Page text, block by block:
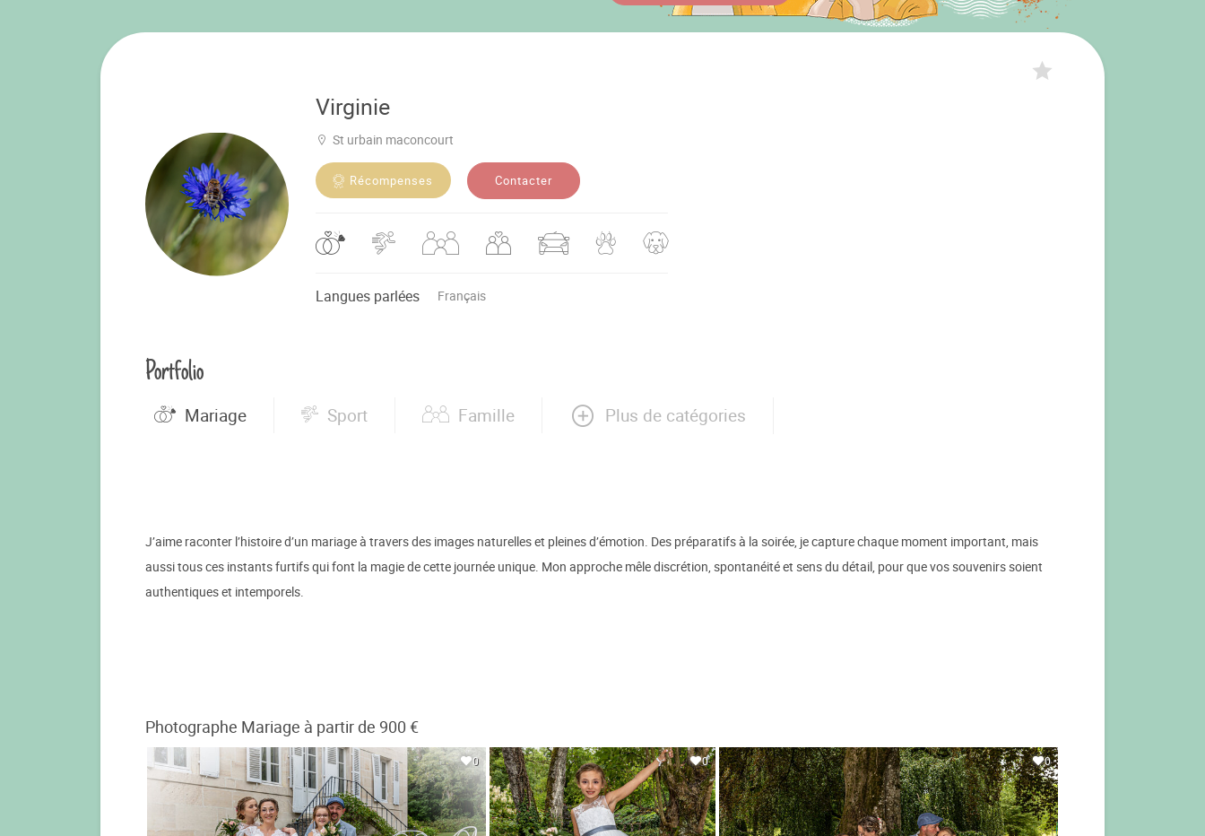
Virginie
St urbain maconcourt
Récompenses Contacter
Langues parlées Français
Portfolio
Mariage Sport Famille Plus de catégories
J’aime raconter l’histoire d’un mariage à travers des images naturelles et pleines d’émotion. Des préparatifs à la soirée, je capture chaque moment important, mais
aussi tous ces instants furtifs qui font la magie de cette journée unique. Mon approche mêle discrétion, spontanéité et sens du détail, pour que vos souvenirs soient
authentiques et intemporels.
Photographe Mariage à partir de 900 €
0 0 0